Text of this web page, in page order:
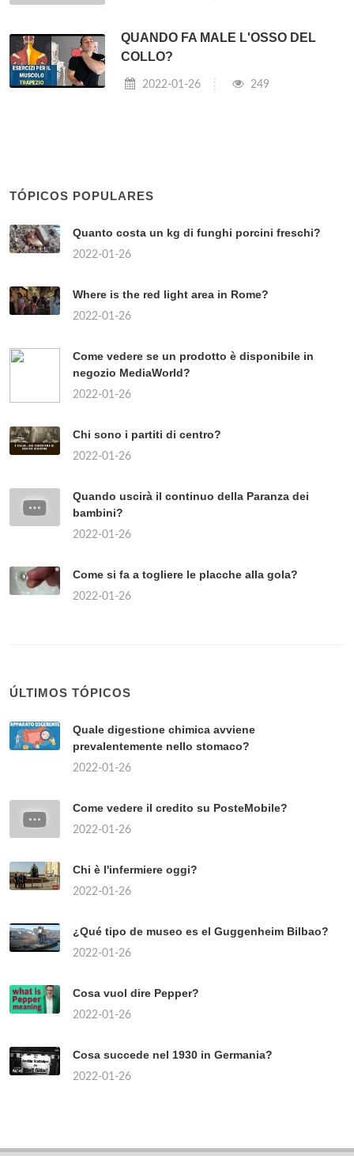
QUANDO FA MALE L'OSSO DEL
COLLO?
2022-01-26 249
TÓPICOS POPULARES
Quanto costa un kg di funghi porcini freschi?
2022-01-26
Where is the red light area in Rome?
2022-01-26
Come vedere se un prodotto è disponibile in
negozio MediaWorld?
2022-01-26
Chi sono i partiti di centro?
2022-01-26
Quando uscirà il continuo della Paranza dei
bambini?
2022-01-26
Come si fa a togliere le placche alla gola?
2022-01-26
ÚLTIMOS TÓPICOS
Quale digestione chimica avviene
prevalentemente nello stomaco?
2022-01-26
Come vedere il credito su PosteMobile?
2022-01-26
Chi è l'infermiere oggi?
2022-01-26
¿Qué tipo de museo es el Guggenheim Bilbao?
2022-01-26
Cosa vuol dire Pepper?
2022-01-26
Cosa succede nel 1930 in Germania?
2022-01-26